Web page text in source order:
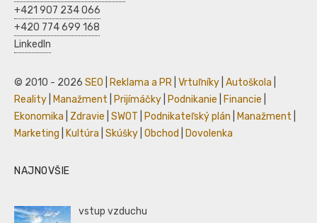
+421 907 234 066
+420 774 699 168
LinkedIn
© 2010 - 2026 SEO Reklama a PR Vrtuľníky Autoškola
Reality
Manažment Prijímáčky Podnikanie Financie
Ekonomika
Zdravie SWOT Podnikateľský plán Manažment
Marketing
Kultúra Skúšky Obchod Dovolenka
NAJNOVŠIE
vstup vzduchu